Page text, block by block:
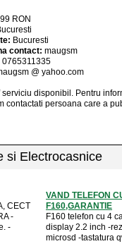
RON
Bucuresti
contact: maugsm
0765311335
@ yahoo.com
serviciu disponibil . Pentru
contactati persoana care a
si Electrocasnice
CECT
-
-
VAND TELEFON
F160,GARANTIE
F160 telefon cu 4
display 2.2 inch -
microsd -tastatura